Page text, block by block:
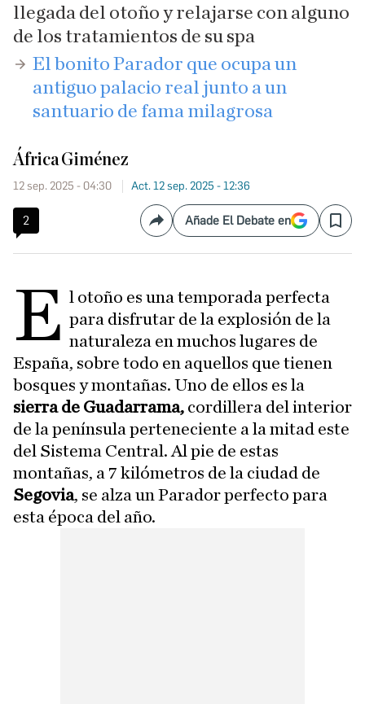
llegada del otoño y relajarse con alguno
de los tratamientos de su spa
El bonito Parador que ocupa un
antiguo palacio real junto a un
santuario de fama milagrosa
África Giménez
12 sep. 2025 - 04:30 Act. 12 sep. 2025 - 12:36
2 CompartirAñade El Debate en Save
E l otoño es una temporada perfecta
para disfrutar de la explosión de la
naturaleza en muchos lugares de
España, sobre todo en aquellos que tienen
bosques y montañas. Uno de ellos es la
sierra de Guadarrama, cordillera del interior
de la península perteneciente a la mitad este
del Sistema Central. Al pie de estas
montañas, a 7 kilómetros de la ciudad de
Segovia, se alza un Parador perfecto para
esta época del año.